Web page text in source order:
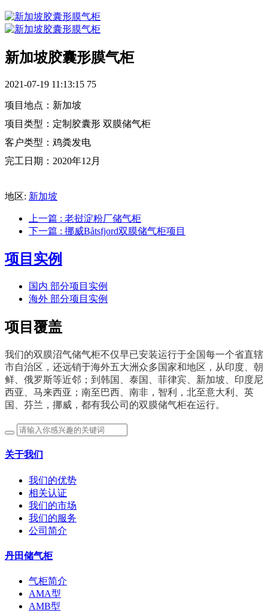
新加坡胶囊形膜气柜
2021-07-19 11:13:15 75
项目地点：新加坡
项目类型：定制胶囊形 双膜储气柜
客户类型：鸡粪发电
完工日期：2020年12月
地区: 新加坡
上一篇 : 老挝淀粉厂储气柜
下一篇 : 挪威Båtsfjord双膜储气柜项目
项目实例
国内 部分项目实例
海外 部分项目实例
项目覆盖
我们的双膜沼气储气柜不仅早已安装运行于全国每一个省直辖
市自治区，还远销于海外五大洲众多国家和地区，从印度、朝
鲜、俄罗斯等近邻；到 韩国、 泰国、 菲律宾、新加坡、印度尼
西亚、马来西亚；南至巴西、南非，智利，北至意大利、英
国、芬兰，挪威，都有我公司的双膜储气柜在运行。
关于我们
我们的优势
相关认证
我们的市场
我们的服务
公司简介
丹田储气柜
气柜简介
AMA型
AMB型